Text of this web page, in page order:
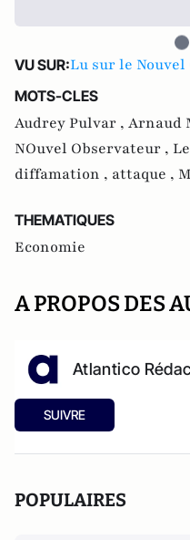
VU SUR:Lu sur le
MOTS-CLES
Audrey Pulvar , Arnaud
NOuvel Observateur ,
diffamation , attaque ,
THEMATIQUES
Economie
A PROPOS DES
Atlantico
SUIVRE
POPULAIRES